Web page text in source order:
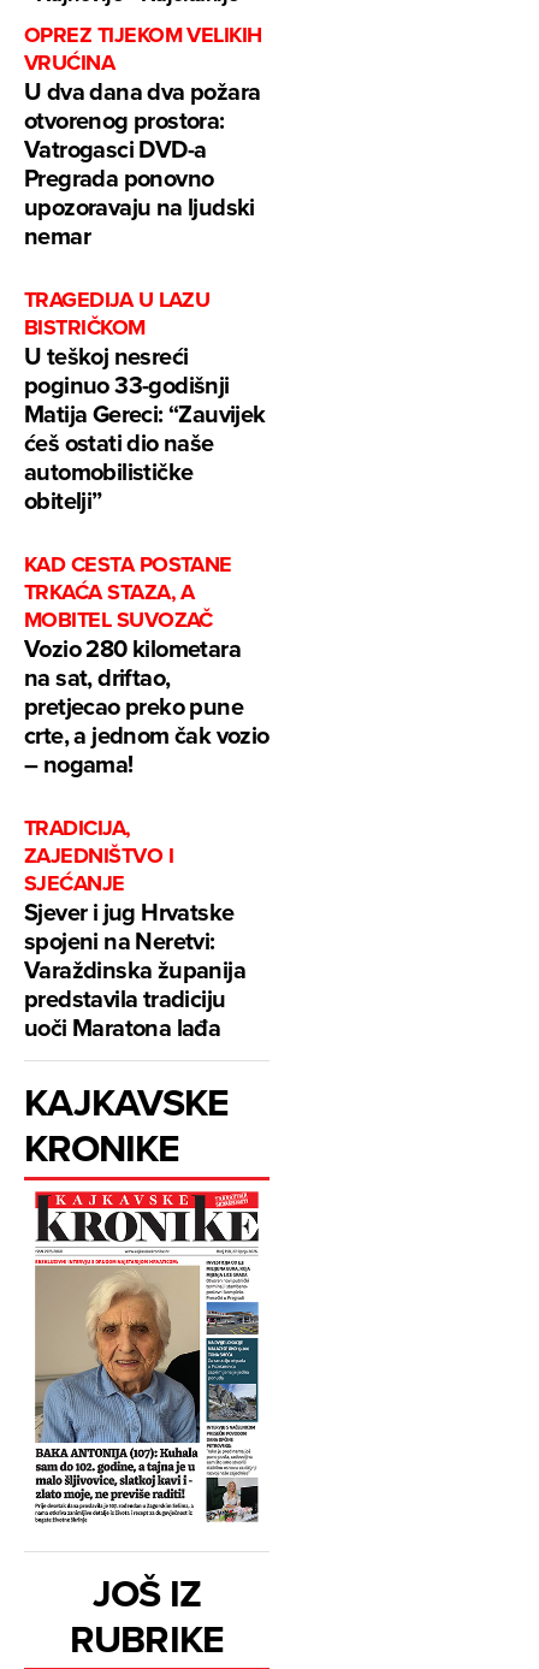
OPREZ TIJEKOM VELIKIH
VRUĆINA
U dva dana dva požara
otvorenog prostora:
Vatrogasci DVD-a
Pregrada ponovno
upozoravaju na ljudski
nemar
TRAGEDIJA U LAZU
BISTRIČKOM
U teškoj nesreći
poginuo 33-godišnji
Matija Gereci: “Zauvijek
ćeš ostati dio naše
automobilističke
obitelji”
KAD CESTA POSTANE
TRKAĆA STAZA, A
MOBITEL SUVOZAČ
Vozio 280 kilometara
na sat, driftao,
pretjecao preko pune
crte, a jednom čak vozio
– nogama!
TRADICIJA,
ZAJEDNIŠTVO I
SJEĆANJE
Sjever i jug Hrvatske
spojeni na Neretvi:
Varaždinska županija
predstavila tradiciju
uoči Maratona lađa
KAJKAVSKE
KRONIKE
JOŠ IZ
RUBRIKE